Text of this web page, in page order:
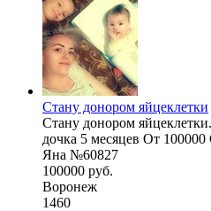
Стану донором яйцеклетки
Стану донором
дочка 5 месяцев От
Яна №60827
100000 руб.
Воронеж
1460